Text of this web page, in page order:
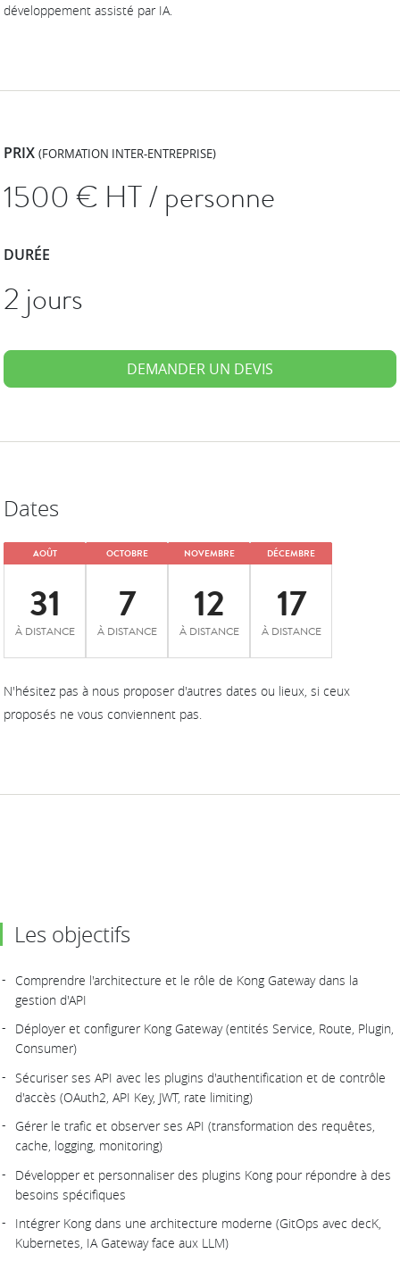
développement assisté par IA.
PRIX(FORMATION INTER-ENTREPRISE)
1500€ HT / personne
DURÉE
2 jours
DEMANDER UN DEVIS
Dates
AOÛT
31
À DISTANCE
OCTOBRE
7
À DISTANCE
NOVEMBRE
12
À DISTANCE
DÉCEMBRE
17
À DISTANCE
N'hésitez pas à nous proposer d'autres dates ou lieux, si ceux
proposés ne vous conviennent pas.
Les objectifs
Comprendre l'architecture et le rôle de Kong Gateway dans la
gestion d'API
Déployer et configurer Kong Gateway (entités Service, Route, Plugin,
Consumer)
Sécuriser ses API avec les plugins d'authentification et de contrôle
d'accès (OAuth2, API Key, JWT, rate limiting)
Gérer le trafic et observer ses API (transformation des requêtes,
cache, logging, monitoring)
Développer et personnaliser des plugins Kong pour répondre à des
besoins spécifiques
Intégrer Kong dans une architecture moderne (GitOps avec decK,
Kubernetes, IA Gateway face aux LLM)